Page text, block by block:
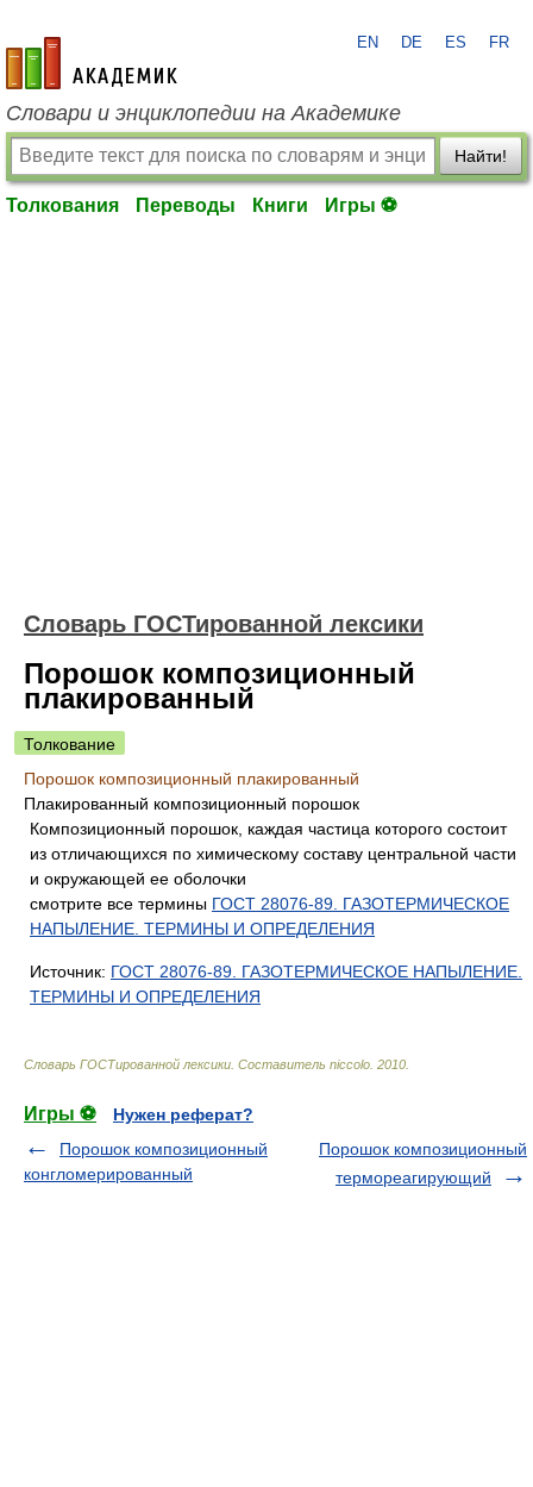
academic.ru
EN DE ES FR
Словари и энциклопедии на Академике
Найти!
Толкования Переводы Книги Игры ⚽
Словарь ГОСТированной лексики
Порошок композиционный
плакированный
Толкование
Порошок композиционный плакированный
Плакированный композиционный порошок
Композиционный порошок, каждая частица которого состоит
из отличающихся по химическому составу центральной части
и окружающей ее оболочки
смотрите все термины ГОСТ 28076-89. ГАЗОТЕРМИЧЕСКОЕ
НАПЫЛЕНИЕ. ТЕРМИНЫ И ОПРЕДЕЛЕНИЯ
Источник: ГОСТ 28076-89. ГАЗОТЕРМИЧЕСКОЕ НАПЫЛЕНИЕ.
ТЕРМИНЫ И ОПРЕДЕЛЕНИЯ
Словарь ГОСТированной лексики Составитель niccolo 2010
Игры ⚽
Нужен реферат?
Порошок композиционный
конгломерированный
Порошок композиционный
термореагирующий